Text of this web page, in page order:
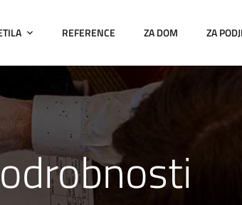
REFERENCE ZA DOM ZA